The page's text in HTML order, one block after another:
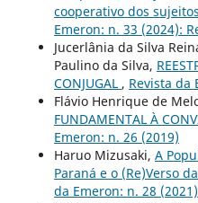
cooperativo dos
Emeron: n. 33 (2024):
Jucerlânia da Silva
Paulino da Silva,
CONJUGAL , Revista da
Flávio Henrique de
FUNDAMENTAL À
Emeron: n. 26 (2019)
Haruo Mizusaki, A
Paraná e o (Re)Verso
da Emeron: n. 28 (2021)